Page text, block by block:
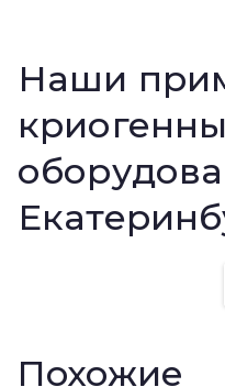
Наши
Похожие